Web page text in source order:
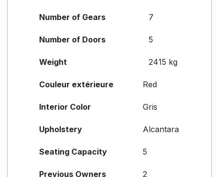
Number of Gears 7
Number of Doors 5
Weight 2415 kg
Couleur extérieure Red
Interior Color Gris
Upholstery Alcantara
Seating Capacity 5
Previous Owners 2